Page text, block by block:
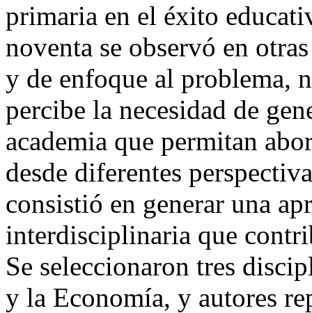
primaria en el éxito
noventa se observó en
y de enfoque al problema,
percibe la necesidad de
academia que permitan
desde diferentes
consistió en generar una
interdisciplinaria que
Se seleccionaron tres
y la Economía, y autores